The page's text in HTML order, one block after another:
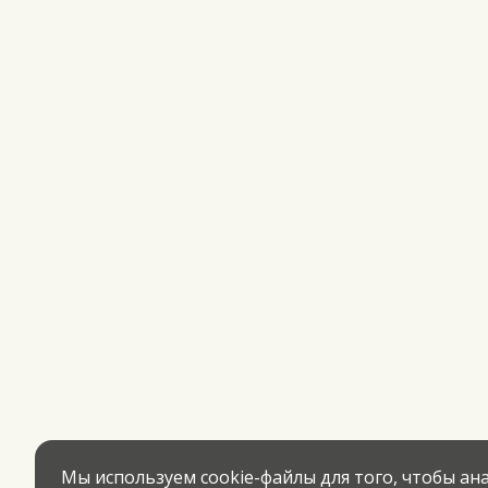
Мы используем cookie-файлы для того, чтобы